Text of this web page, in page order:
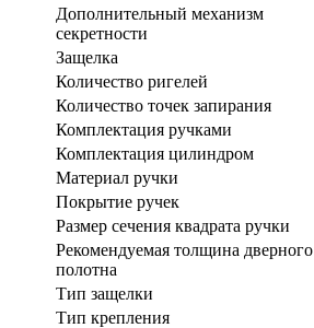
Дополнительный механизм
секретности
Защелка
Количество ригелей
Количество точек запирания
Комплектация ручками
Комплектация цилиндром
Материал ручки
Покрытие ручек
Размер сечения квадрата ручки
Рекомендуемая толщина дверного
полотна
Тип защелки
Тип крепления